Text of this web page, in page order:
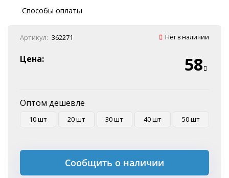
“BlaBlaCar” (по ЮФО)
Способы оплаты
Наличные
Эквайринг
Артикул: 362271 Нет в наличии
Цена: 58
Оптом дешевле
10 шт 20 шт 30 шт 40 шт 50 шт
Сообщить о наличии